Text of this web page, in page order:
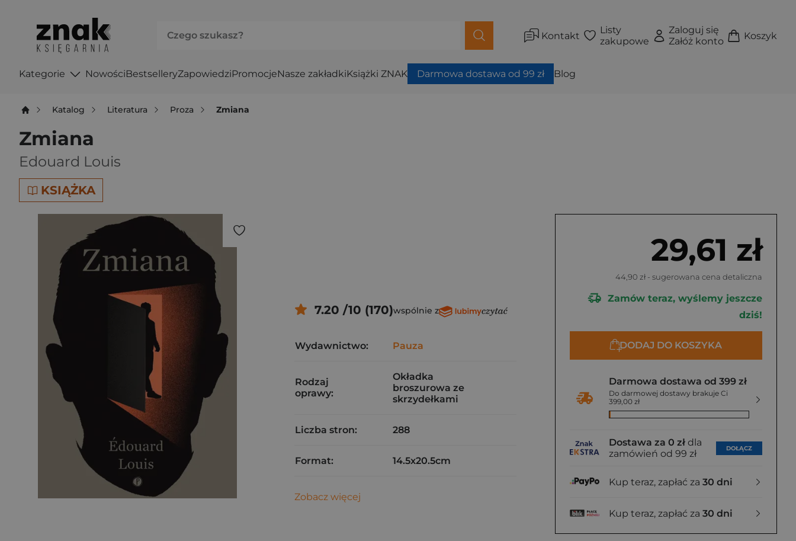
Kontakt
Listy
zakupowe
Zaloguj się
Załóż konto
Koszyk
Kategorie NowościBestselleryZapowiedziPromocjeNasze zakładkiKsiążki ZNAK Darmowa dostawa od 99 zł Blog
Katalog Literatura Proza Zmiana
Zmiana
Edouard Louis
KSIĄŻKA
29,61 zł
44,90 zł - sugerowana cena detaliczna
Zamów teraz, wyślemy jeszcze
dziś!
DODAJ DO KOSZYKA
Darmowa dostawa od 399 zł
Do darmowej dostawy brakuje Ci
399,00 zł
Dostawa za 0 zł dla
zamówień od 99 zł
DOŁĄCZ
Kup teraz, zapłać za 30 dni
Kup teraz, zapłać za 30 dni
7.20 /10 (170)wspólnie z
Wydawnictwo: Pauza
Rodzaj
oprawy:
Okładka
broszurowa ze
skrzydełkami
Liczba stron: 288
Format: 14.5x20.5cm
Zobacz więcej